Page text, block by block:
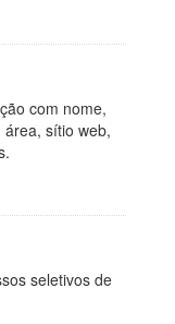
com nome,
sítio web,
seletivos de